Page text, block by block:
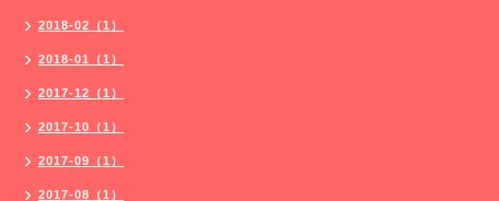
2018-02（1）
2018-01（1）
2017-12（1）
2017-10（1）
2017-09（1）
2017-08（1）